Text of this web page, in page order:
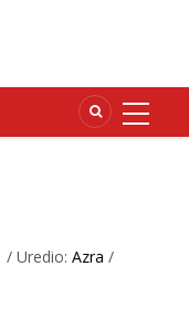
/ Uredio: Azra /